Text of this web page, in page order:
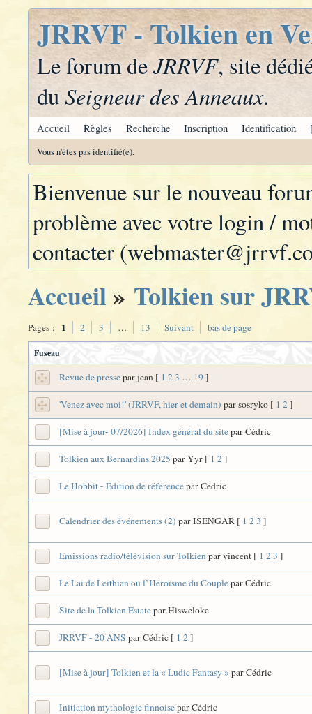
JRRVF - Tolkien en
Le forum deJRRVF, site
duSeigneur des Anneaux.
Accueil Règles Recherche Inscription Identification
Vous n'êtes pas identifié(e).
Bienvenue sur le nouveau
problème avec votre login /
contacter
Accueil » Tolkien sur
Pages : 1 2 3 … 13 Suivant bas de page
Fuseau
Revue de pressepar jean [ 1 23 … 19]
'Venez avec moi!' (JRRVF, hier et demain) par sosryko [ 1 2]
[Mise à jour- 07/2026] Index général du sitepar Cédric
Tolkien aux Bernardins 2025 par Yyr [ 1 2]
Le Hobbit - Edition de référencepar Cédric
Calendrier des événements (2) par ISENGAR [ 1 23 ]
Emissions radio/télévision sur Tolkienpar vincent [ 1 23 ]
Le Lai de Leithian ou l’Héroïsme du Couplepar Cédric
Site de la Tolkien Estatepar Hisweloke
JRRVF - 20 ANS par Cédric [ 1 2]
[Mise à jour] Tolkien et la « Ludic Fantasy » par Cédric
Initiation mythologie finnoisepar Cédric